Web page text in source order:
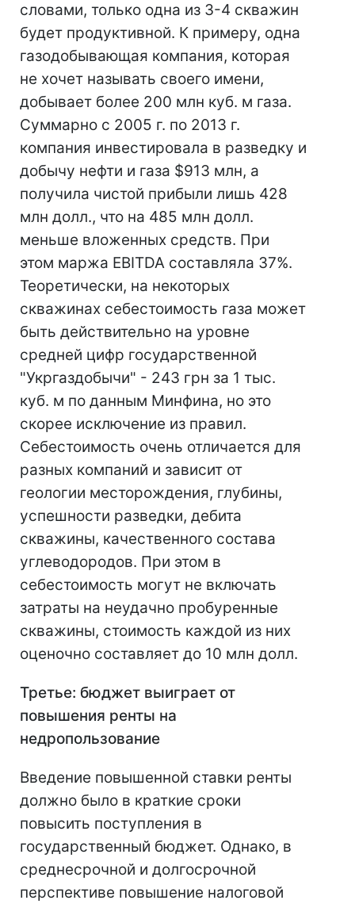
словами, только одна из 3-4 скважин
будет продуктивной. К примеру, одна
газодобывающая компания, которая
не хочет называть своего имени,
добывает более 200 млн куб. м газа.
Суммарно с 2005 г. по 2013 г.
компания инвестировала в разведку и
добычу нефти и газа $913 млн, а
получила чистой прибыли лишь 428
млн долл., что на 485 млн долл.
меньше вложенных средств. При
этом маржа EBITDA составляла 37%.
Теоретически, на некоторых
скважинах себестоимость газа может
быть действительно на уровне
средней цифр государственной
"Укргаздобычи" - 243 грн за 1 тыс.
куб. м по данным Минфина, но это
скорее исключение из правил.
Себестоимость очень отличается для
разных компаний и зависит от
геологии месторождения, глубины,
успешности разведки, дебита
скважины, качественного состава
углеводородов. При этом в
себестоимость могут не включать
затраты на неудачно пробуренные
скважины, стоимость каждой из них
оценочно составляет до 10 млн долл.
Третье: бюджет выиграет от
повышения ренты на
недропользование
Введение повышенной ставки ренты
должно было в краткие сроки
повысить поступления в
государственный бюджет. Однако, в
среднесрочной и долгосрочной
перспективе повышение налоговой